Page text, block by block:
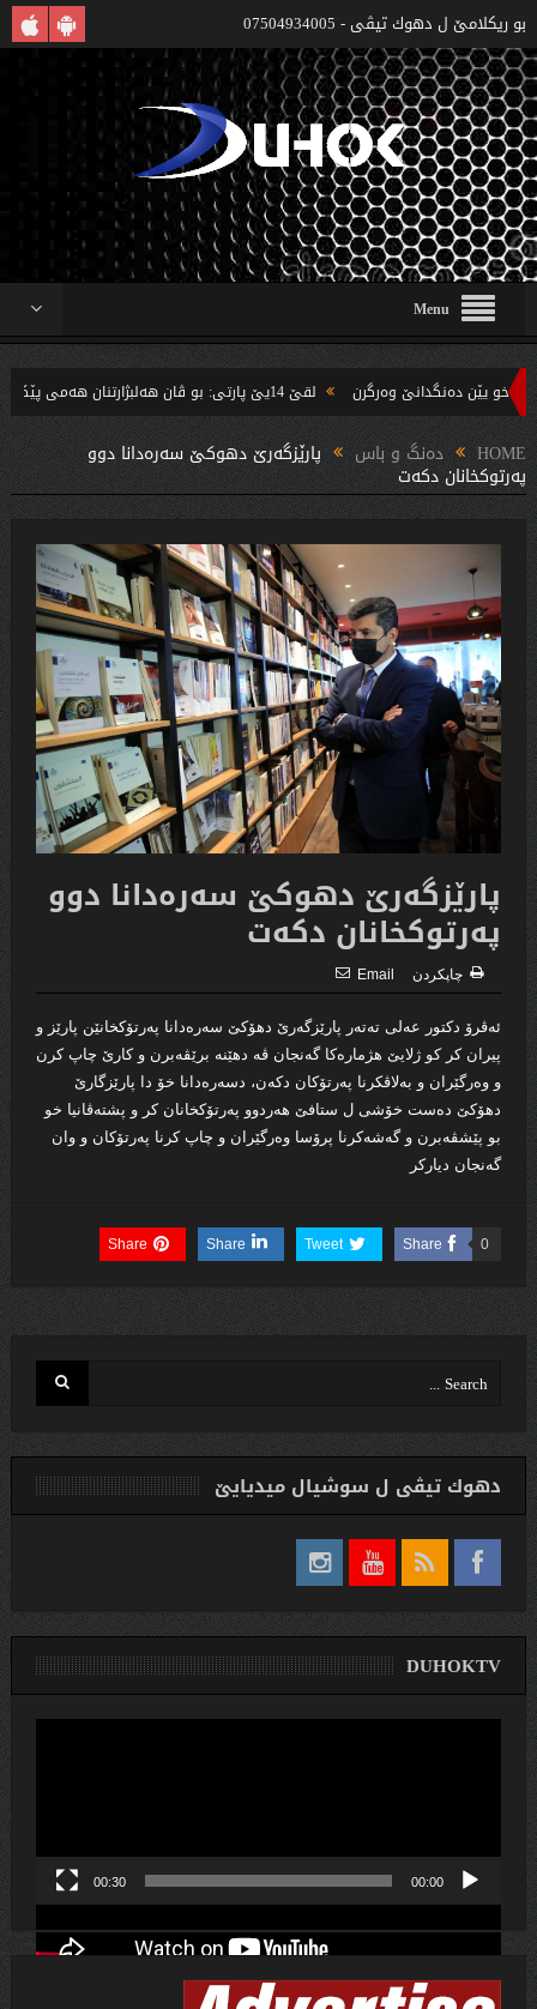
بو ريكلامێ ل دهوك تیڤی - 07504934005
Menu
یێن ده‌نگدانێ وه‌رگرن لقێ 14یێ پارتى: بو ڤان هه‌لبژارتنان هه‌مى پێكهاته‌ و نه‌ته‌وه‌یێن دناڤ مویسل دا پشته‌ڤانیا پارتى دكه‌ن
HOME دەنگ و باس پارێزگه‌رێ دهوکێ سەرەدانا دوو
پەرتوکخانان دكه‌ت
پارێزگه‌رێ دهوکێ سەرەدانا دوو
پەرتوکخانان دكه‌ت
چاپكردن Email
ئەڤرۆ دكتور عەلی تەتەر پارێزگه‌رێ دهۆکێ سەرەدانا پەرتۆکخانێن پارێز و
پیران کر کو ژلایێ هژمارەکا گەنجان ڤە دهێنە برێڤەبرن و کارێ چاپ کرن
و وەرگێران و بەلاڤکرنا پەرتۆکان دکەن، دسەرەدانا خۆ دا پارێزگارێ
دهۆکێ دەست خۆشی ل ستافێ هەردوو پەرتۆکخانان کر و پشتەڤانیا خو
بو پێشڤەبرن و گەشەکرنا پرۆسا وەرگێران و چاپ کرنا پەرتۆکان و وان
گەنجان دیاركر
Share 0
Tweet
Share
Share
دهوك تیڤی ل سوشیال ميديایێ
DUHOKTV
00:00
00:30